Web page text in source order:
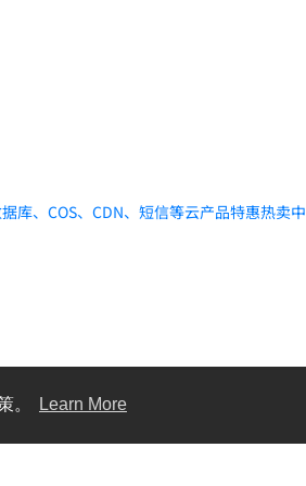
。 Learn More
库、COS、CDN、短信等云产品特惠热卖中